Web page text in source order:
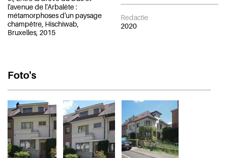
l'avenue de l'Arbalète :
métamorphoses d'un paysage
champêtre, Hischiwab,
Bruxelles, 2015
Redactie
2020
Foto's